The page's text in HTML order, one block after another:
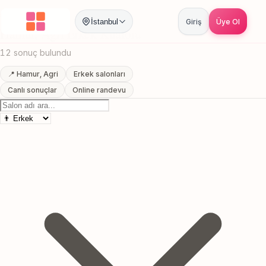
İstanbul Giriş Üye Ol
Anasayfa / Agri Hamur Erkek Kuaförü
Hamur, Agri Erkek Kuaförü
12 sonuç bulundu
📍 Hamur, Agri
Erkek salonları
Canlı sonuçlar
Online randevu